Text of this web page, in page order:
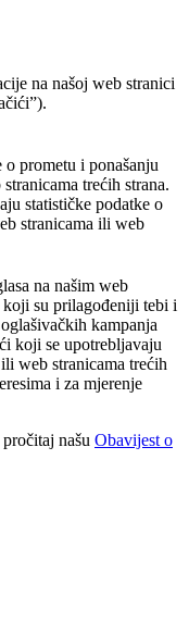
na našoj web stranici
prometu i ponašanju
trećih strana.
statističke podatke o
stranicama ili web
na našim web
koji su prilagođeniji tebi i
kampanja
koji se upotrebljavaju
web stranicama trećih
i za mjerenje
našu Obavijest o